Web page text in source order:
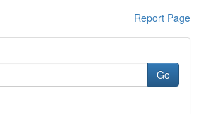
Report Page
Go